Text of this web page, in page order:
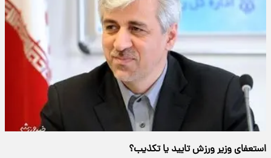
استعفای وزیر ورزش تایید یا تکذیب؟